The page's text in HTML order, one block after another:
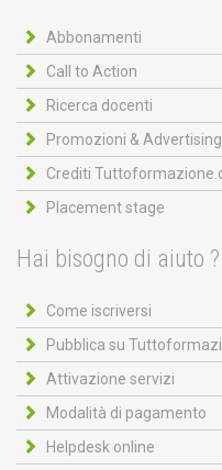
Abbonamenti
Call to Action
Ricerca docenti
Promozioni & Advertising
Crediti
Placement stage
Hai bisogno di aiuto ?
Come iscriversi
Pubblica su
Attivazione servizi
Modalità di pagamento
Helpdesk online